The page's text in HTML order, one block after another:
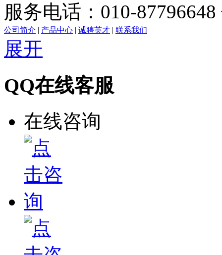
服务电话：010-
公司简介 | 产品中心 | 诚聘英才 | 联系我们
展开
QQ在线客服
在线咨询